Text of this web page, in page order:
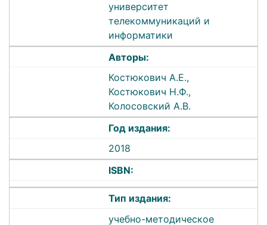
университет
телекоммуникаций и
информатики
Авторы:
Костюкович А.Е.,
Костюкович Н.Ф.,
Колосовский А.В.
Год издания:
2018
ISBN:
Тип издания:
учебно-методическое